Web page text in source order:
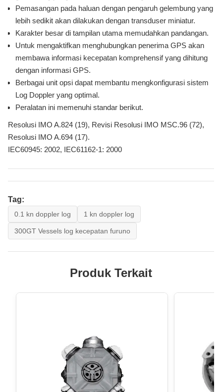
Pemasangan pada haluan dengan pengaruh gelembung yang
lebih sedikit akan dilakukan dengan transduser miniatur.
Karakter besar di tampilan utama memudahkan pandangan.
Untuk mengaktifkan menghubungkan penerima GPS akan
membawa informasi kecepatan komprehensif yang dihitung
dengan informasi GPS.
Berbagai unit opsi dapat membantu mengkonfigurasi sistem
Log Doppler yang optimal.
Peralatan ini memenuhi standar berikut.
Resolusi IMO A.824 (19), Revisi Resolusi IMO MSC.96 (72),
Resolusi IMO A.694 (17).
IEC60945: 2002, IEC61162-1: 2000
Tag:
0.1 kn doppler log 1 kn doppler log
300GT Vessels log kecepatan furuno
Produk Terkait